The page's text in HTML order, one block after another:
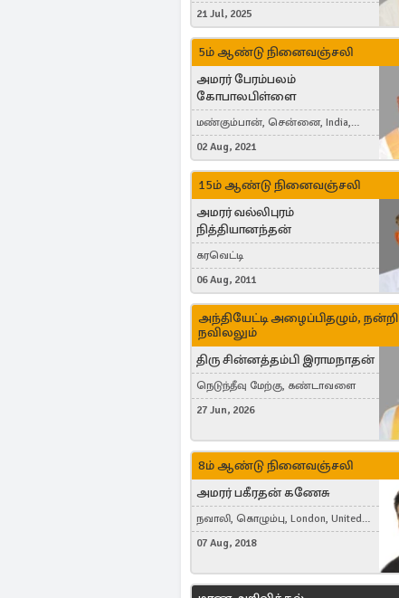
France
21 Jul, 2025
5ம் ஆண்டு நினைவஞ்சலி
அமரர் பேரம்பலம்
கோபாலபிள்ளை
மண்கும்பான், சென்னை, India,
Cergy, France
02 Aug, 2021
15ம் ஆண்டு நினைவஞ்சலி
அமரர் வல்லிபுரம்
நித்தியானந்தன்
கரவெட்டி
06 Aug, 2011
அந்தியேட்டி அழைப்பிதழும், நன்றி
நவிலலும்
திரு சின்னத்தம்பி இராமநாதன்
நெடுந்தீவு மேற்கு, கண்டாவளை
27 Jun, 2026
8ம் ஆண்டு நினைவஞ்சலி
அமரர் பகீரதன் கணேசு
நவாலி, கொழும்பு, London, United
Kingdom
07 Aug, 2018